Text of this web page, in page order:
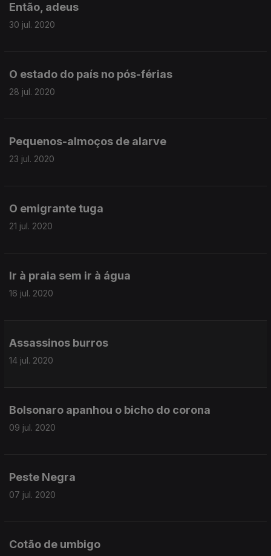
Então, adeus
30 jul. 2020
O estado do país no pós-férias
28 jul. 2020
Pequenos-almoços de alarve
23 jul. 2020
O emigrante tuga
21 jul. 2020
Ir à praia sem ir à água
16 jul. 2020
Assassinos burros
14 jul. 2020
Bolsonaro apanhou o bicho do corona
09 jul. 2020
Peste Negra
07 jul. 2020
Cotão de umbigo